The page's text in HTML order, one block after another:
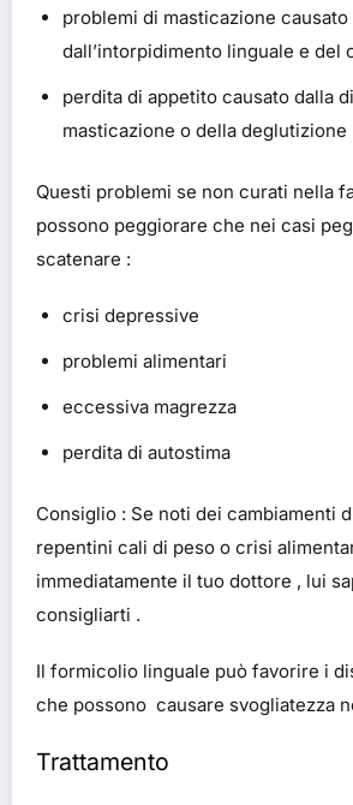
problemi di masticazione causato
dall’intorpidimento linguale e del
perdita di appetito causato dalla
masticazione o della deglutizione
Questi problemi se non curati nella
possono peggiorare che nei casi
scatenare :
crisi depressive
problemi alimentari
eccessiva magrezza
perdita di autostima
Consiglio : Se noti dei cambiamenti
repentini cali di peso o crisi
immediatamente il tuo dottore , lui
consigliarti .
Il formicolio linguale può favorire i
che possono causare svogliatezza
Trattamento